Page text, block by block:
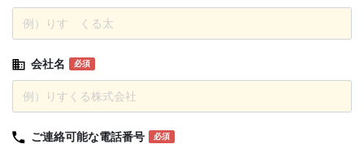
会社名 必須
ご連絡可能な電話番号 必須